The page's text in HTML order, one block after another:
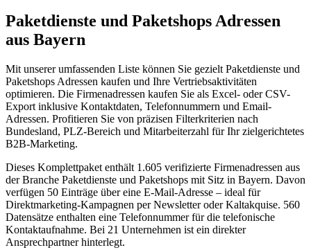
Paketdienste und Paketshops Adressen
aus Bayern
Mit unserer umfassenden Liste können Sie gezielt Paketdienste und
Paketshops Adressen kaufen und Ihre Vertriebsaktivitäten
optimieren. Die Firmenadressen kaufen Sie als Excel- oder CSV-
Export inklusive Kontaktdaten, Telefonnummern und Email-
Adressen. Profitieren Sie von präzisen Filterkriterien nach
Bundesland, PLZ-Bereich und Mitarbeiterzahl für Ihr zielgerichtetes
B2B-Marketing.
Dieses Komplettpaket enthält 1.605 verifizierte Firmenadressen aus
der Branche Paketdienste und Paketshops mit Sitz in Bayern. Davon
verfügen 50 Einträge über eine E-Mail-Adresse – ideal für
Direktmarketing-Kampagnen per Newsletter oder Kaltakquise. 560
Datensätze enthalten eine Telefonnummer für die telefonische
Kontaktaufnahme. Bei 21 Unternehmen ist ein direkter
Ansprechpartner hinterlegt.